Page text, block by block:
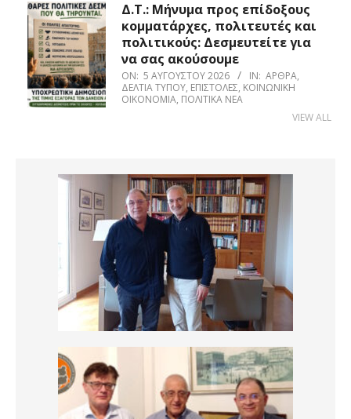
Δ.Τ.: Μήνυμα προς επίδοξους
κομματάρχες, πολιτευτές και
πολιτικούς: Δεσμευτείτε για
να σας ακούσουμε
ON: 5 ΑΥΓΟΎΣΤΟΥ 2026 IN: ΆΡΘΡΑ,
ΔΕΛΤΊΑ ΤΎΠΟΥ, ΕΠΙΣΤΟΛΈΣ, ΚΟΙΝΩΝΙΚΉ
ΟΙΚΟΝΟΜΊΑ, ΠΟΛΙΤΙΚΆ ΝΈΑ
VIEW ALL